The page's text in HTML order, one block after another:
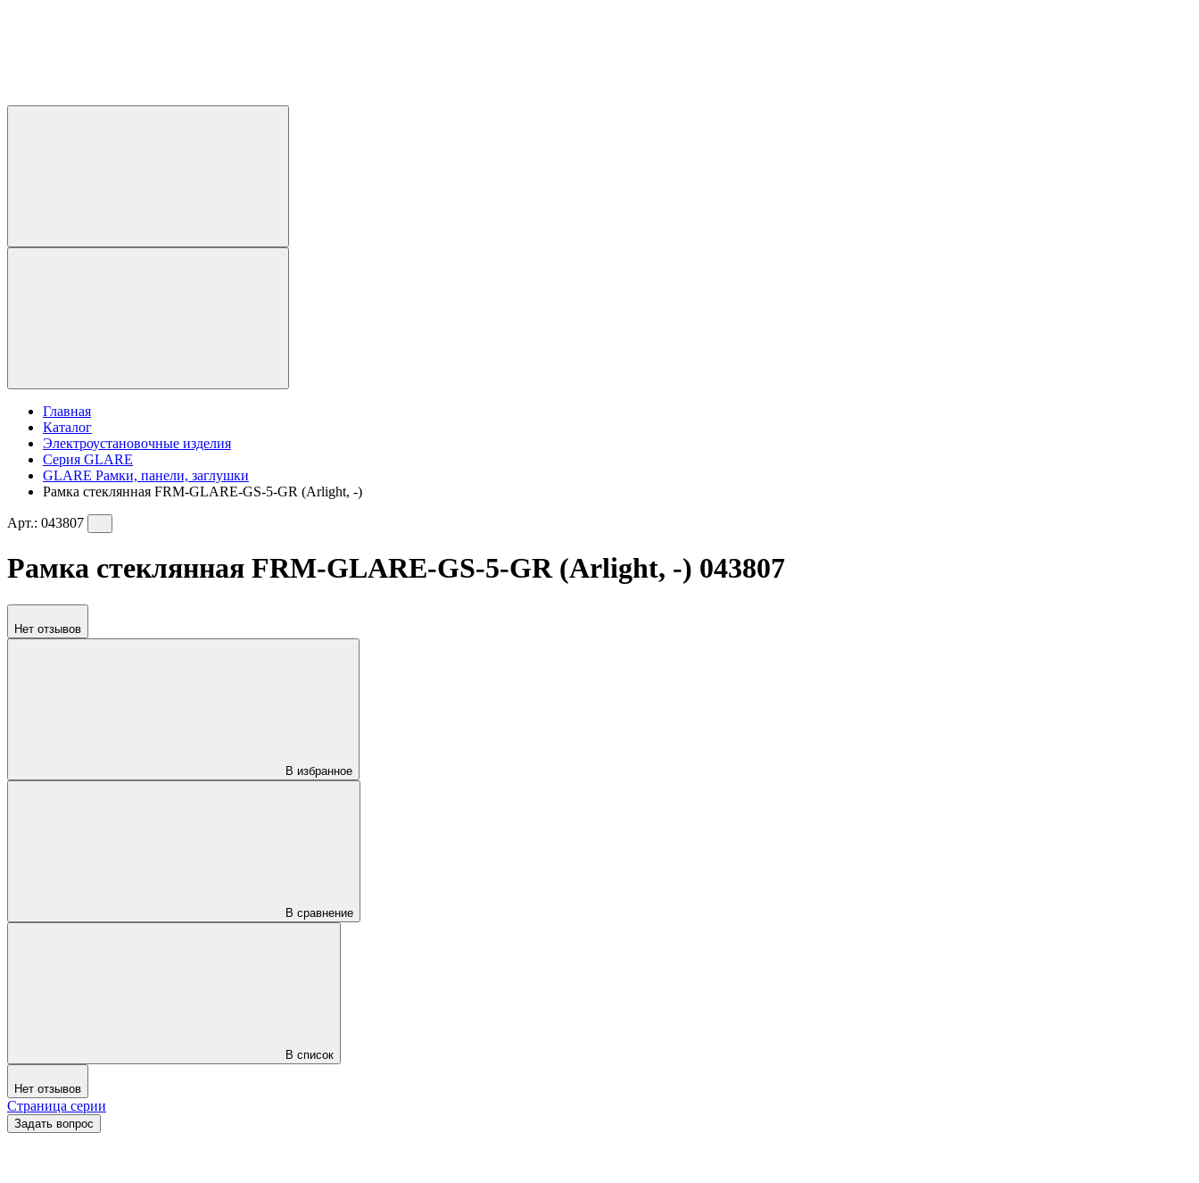
Главная
Каталог
Электроустановочные изделия
Серия GLARE
GLARE Рамки, панели, заглушки
Рамка стеклянная FRM-GLARE-GS-5-GR (Arlight, -)
Арт.: 043807
Рамка стеклянная FRM-GLARE-GS-5-GR (Arlight, -) 043807
Нет отзывов
В избранное
В сравнение
В список
Нет отзывов
Страница серии
Задать вопрос